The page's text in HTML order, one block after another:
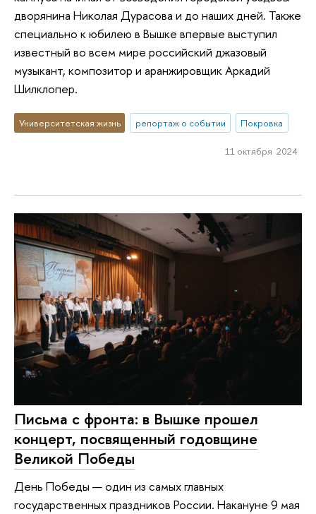
дворянина Николая Дурасова и до наших дней. Также
специально к юбилею в Вышке впервые выступил
известный во всем мире российский джазовый
музыкант, композитор и аранжировщик Аркадий
Шилклопер.
Университетская жизнь репортаж о событии Покровка
11 октября 2024
Письма с фронта: в Вышке прошел
концерт, посвященный годовщине
Великой Победы
День Победы — один из самых главных
государственных праздников России. Накануне 9 мая